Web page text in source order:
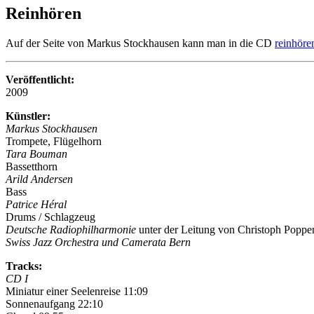
Reinhören
Auf der Seite von Markus Stockhausen kann man in die CD
Veröffentlicht:
2009
Künstler:
Markus Stockhausen
Trompete, Flügelhorn
Tara Bouman
Bassetthorn
Arild Andersen
Bass
Patrice Héral
Drums / Schlagzeug
Deutsche Radiophilharmonie unter der Leitung von Christoph
Swiss Jazz Orchestra und Camerata Bern
Tracks:
CD I
Miniatur einer Seelenreise 11:09
Sonnenaufgang 22:10